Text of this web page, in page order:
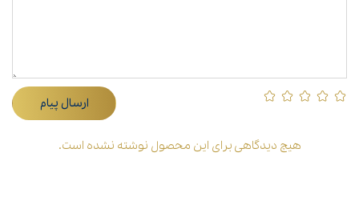
ارسال پیام
هیچ دیدگاهی برای این محصول نوشته نشده است.